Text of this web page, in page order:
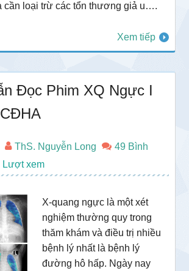
cần loại trừ các tổn thương giả u….
Xem tiếp
Đọc Phim XQ Ngực I
ThS. Nguyễn Long
49 Bình
X-quang ngực là một xét
nghiệm thường quy trong
thăm khám và điều trị nhiều
bệnh lý nhất là bệnh lý
đường hô hấp. Ngày nay